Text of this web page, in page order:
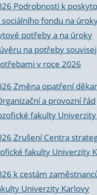
Podrobnosti k
fondu na
potřeby a na úroky
na potřeby
v roce 2026
Změna opatření
a provozní řád
fakulty
Zrušení Centra
fakulty Univerzity
k cestám
Univerzity Karlovy